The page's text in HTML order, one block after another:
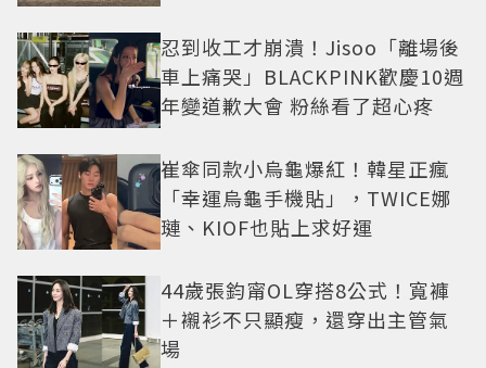
忍到收工才崩潰！Jisoo「離場後
車上痛哭」BLACKPINK歡慶10週
年變道歉大會 粉絲看了超心疼
崔傘同款小烏龜爆紅！韓星正瘋
「幸運烏龜手機貼」，TWICE娜
璉、KIOF也貼上求好運
44歲張鈞甯OL穿搭8公式！寬褲
＋襯衫不只顯瘦，還穿出主管氣
場